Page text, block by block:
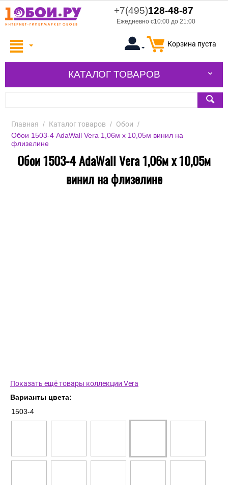
+7(495)128-48-87
Ежедневно с10:00 до 21:00
Корзина пуста
КАТАЛОГ ТОВАРОВ
Главная / Каталог товаров / Обои /
Обои 1503-4 AdaWall Vera 1,06м х 10,05м винил на
флизелине
Обои 1503-4 AdaWall Vera 1,06м х 10,05м
винил на флизелине
Показать ещё товары коллекции Vera
Варианты цвета:
1503-4